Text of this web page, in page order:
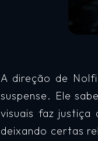
A direção de
suspense. Ele
visuais faz justiça
deixando certas